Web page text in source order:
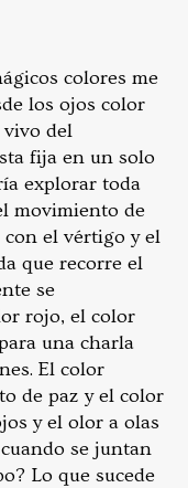
colores me
los ojos color
vivo del
fija en un solo
explorar toda
movimiento de
con el vértigo y el
que recorre el
se
rojo, el color
una charla
El color
de paz y el color
y el olor a olas
se juntan
Lo que sucede